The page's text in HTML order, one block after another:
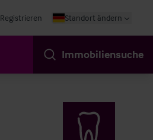
Registrieren Standort ändern
Immobiliensuche